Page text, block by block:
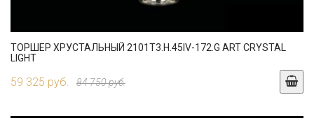
ТОРШЕР ХРУСТАЛЬНЫЙ 2101T3.H.45IV-172.G ART CRYSTAL
LIGHT
59 325 руб. 84 750 руб.